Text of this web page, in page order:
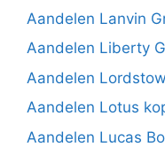
Aandelen Lanvin
Aandelen Liberty
Aandelen
Aandelen Lotus
Aandelen Lucas